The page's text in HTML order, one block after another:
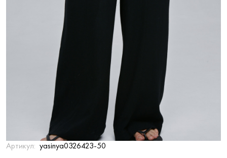
Артикул: yasinya0326423-50